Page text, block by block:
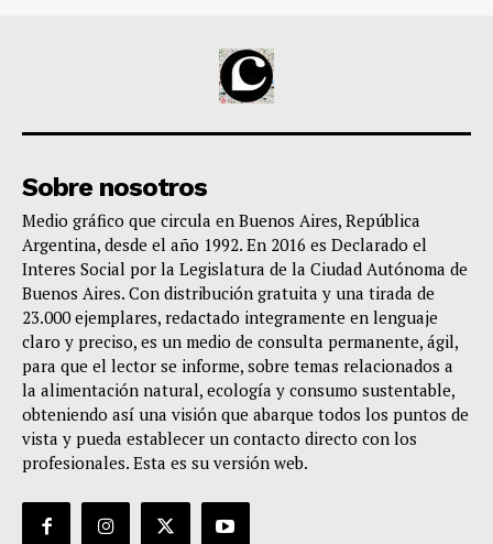
Sobre nosotros
Medio gráfico que circula en Buenos Aires, República
Argentina, desde el año 1992. En 2016 es Declarado el
Interes Social por la Legislatura de la Ciudad Autónoma de
Buenos Aires. Con distribución gratuita y una tirada de
23.000 ejemplares, redactado integramente en lenguaje
claro y preciso, es un medio de consulta permanente, ágil,
para que el lector se informe, sobre temas relacionados a
la alimentación natural, ecología y consumo sustentable,
obteniendo así una visión que abarque todos los puntos de
vista y pueda establecer un contacto directo con los
profesionales. Esta es su versión web.